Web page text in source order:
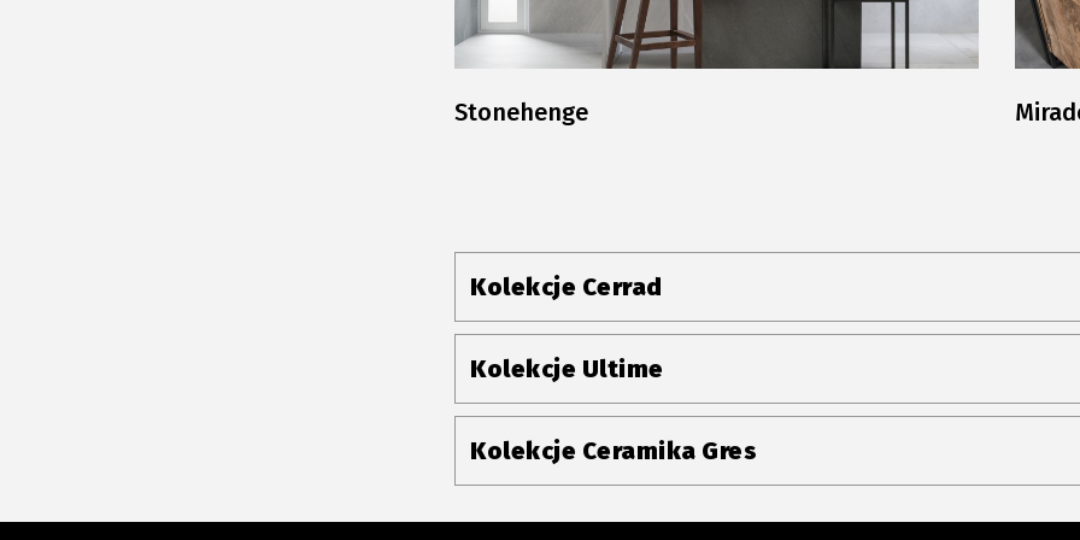
Stonehenge
Kolekcje Cerrad
Kolekcje Ultime
Kolekcje Ceramika Gres